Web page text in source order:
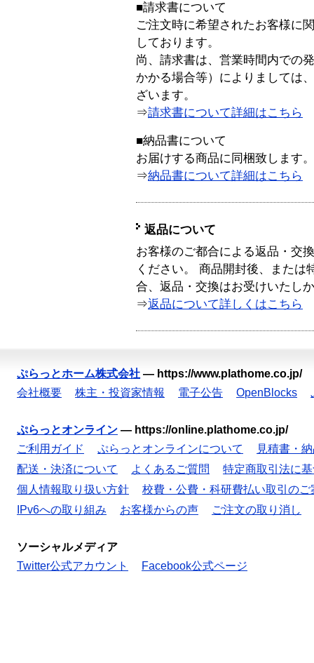
■請求書について
ご注文時に希望されたお客様に
しております。
尚、請求書は、営業時間内での
かかる場合等）によりましては
ざいます。
⇒請求書について詳細はこちら
■納品書について
お届けする商品に同梱致します。
⇒納品書について詳細はこちら
返品について
お客様のご都合による返品・交
ください。 商品開封後、または
合、返品・交換はお受けいたし
⇒返品について詳しくはこちら
ぷらっとホーム株式会社 — https://www.plathome.co.jp/
会社概要
株主・投資家情報 電子公告 OpenBlocks
ぷらっとオンライン — https://online.plathome.co.jp/
ご利用ガイド
ぷらっとオンラインについて
見積書・
配送・決済について
よくあるご質問
特定商取引法に
個人情報取り扱い方針
校費・公費・科研費払い取引のご
IPv6への取り組み
お客様からの声 ご注文の取り消し
ソーシャルメディア
Twitter公式アカウント
Facebook公式ページ